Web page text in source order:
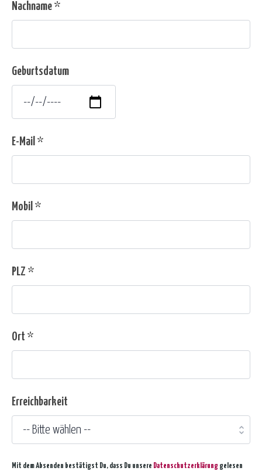
Nachname *
Geburtsdatum
E-Mail *
Mobil *
PLZ *
Ort *
Erreichbarkeit
Mit dem Absenden bestätigst Du, dass Du unsere Datenschutzerklärung gelesen